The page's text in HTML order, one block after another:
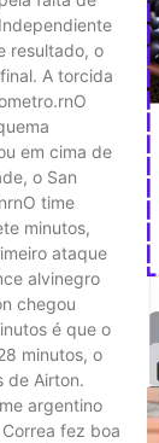
resultado, o
A torcida
em cima de
o San
time
minutos,
ataque
alvinegro
chegou
é que o
minutos, o
de Airton.
argentino
fez boa